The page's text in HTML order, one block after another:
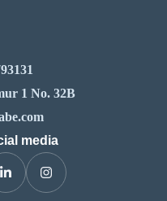
1 No. 32B
media